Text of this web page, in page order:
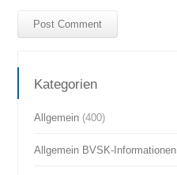
Kategorien
Allgemein (400)
Allgemein BVSK-Informationen